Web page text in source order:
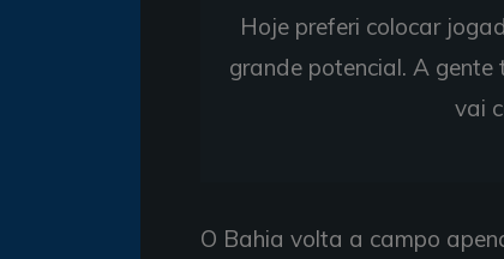
Hoje preferi colocar
grande potencial. A
vai
O Bahia volta a campo